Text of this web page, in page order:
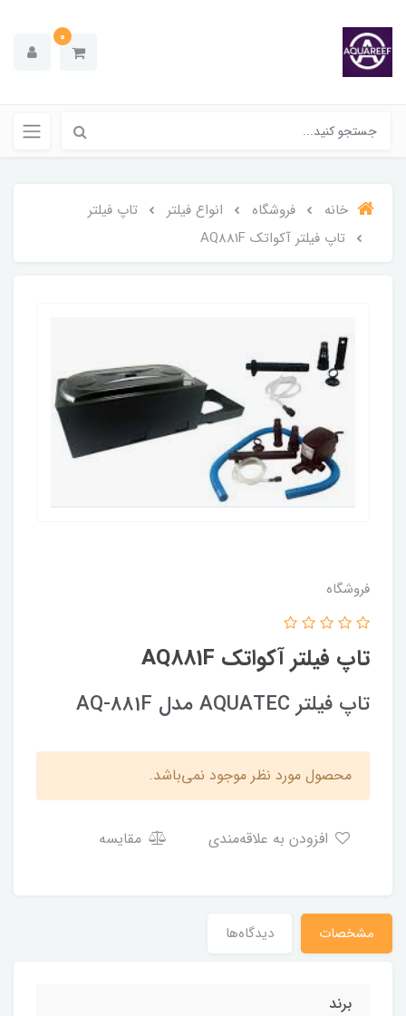
0
خانه فروشگاه انواع فیلتر
تاپ فیلتر
تاپ فیلتر آکواتک AQ881F
فروشگاه
تاپ فیلتر آکواتک AQ881F
تاپ فیلتر AQUATEC مدل AQ-881F
محصول مورد نظر موجود نمی‌باشد.
مقایسه
مشخصات دیدگاه‌ها
برند